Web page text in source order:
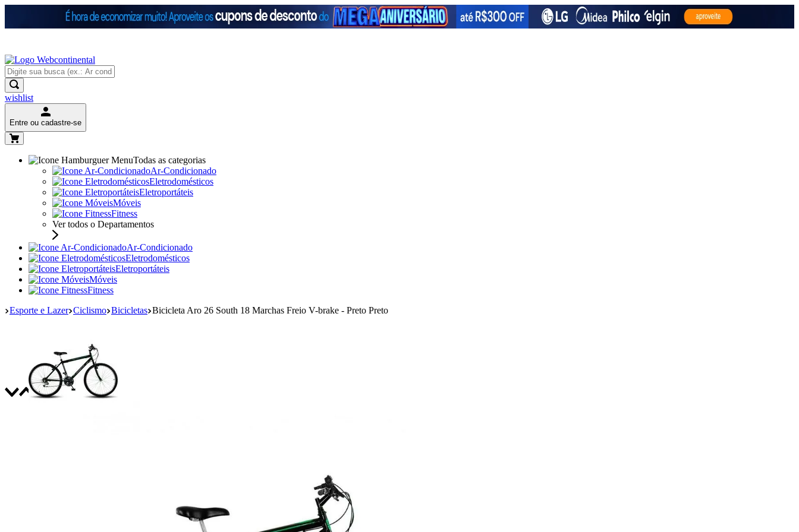
wishlist
Entre ou cadastre-se
Todas as categorias
Ar-Condicionado
Eletrodomésticos
Eletroportáteis
Móveis
Fitness
Ver todos o Departamentos
Ar-Condicionado
Eletrodomésticos
Eletroportáteis
Móveis
Fitness
Esporte e Lazer Ciclismo Bicicletas Bicicleta Aro 26 South 18 Marchas Freio V-brake - Preto Preto